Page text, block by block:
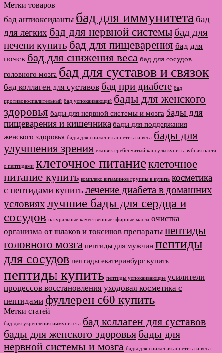
Метки товаров
бад антиоксиданты бад для иммунитета бад
для легких бад для нервной системы бад для
печени купить бад для пищеварения бад для
почек бад для снижения веса бад для сосудов
головного мозга бад для суставов и связок
бад коллаген для суставов бад при диабете бад
противовоспалительный бад успокаивающий бады для женского
здоровья бады для нервной системы и мозга бады для
пищеварения и кишечника бады для поддержания
женского здоровья бады для снижения аппетита и веса бады для
улучшения зрения ежовик гребенчатый капсулы купить зубная паста
с пептидами клеточное питаниеклеточное
питание купить комплекс витаминов группы в купить косметика
с пептидами купить лечение диабета в домашних
условияхлучшие бады для сердца и
сосудов натуральные качественные эфирные масла очистка
организма от шлаков и токсинов препараты пептиды
головного мозга пептиды для мужчин пептиды
для сосудов пептиды екатеринбург купить
пептиды купить пептиды успокаивающие усилители
процессов восстановления уходовая косметика с
пептидами фуллерен с60 купить
Метки статей
бад для укрепления иммунитета бад коллаген для суставов
бады для женского здоровья бады для
нервной системы и мозга бады для снижения аппетита и веса